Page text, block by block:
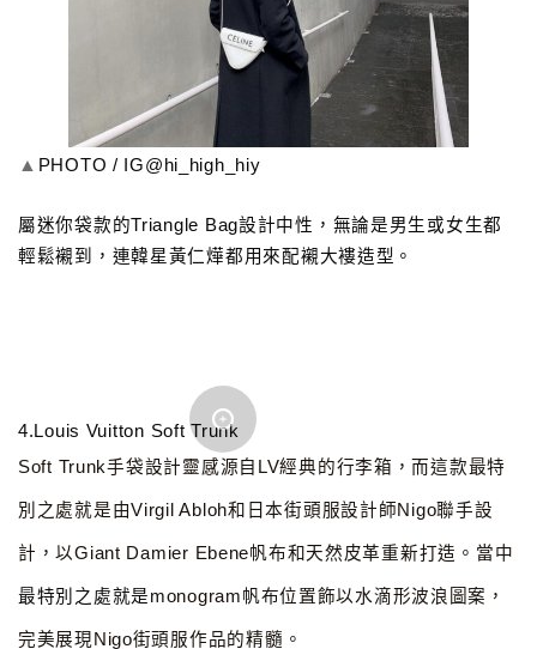
▲ PHOTO / IG@hi_high_hiy
屬迷你袋款的Triangle Bag設計中性，無論是男生或女生都
輕鬆襯到，連韓星黃仁燁都用來配襯大褸造型。
4.Louis Vuitton Soft Trunk
Soft Trunk手袋設計靈感源自LV經典的行李箱，而這款最特
別之處就是由Virgil Abloh和日本街頭服設計師Nigo聯手設
計，以Giant Damier Ebene帆布和天然皮革重新打造。當中
最特別之處就是monogram帆布位置飾以水滴形波浪圖案，
完美展現Nigo街頭服作品的精髓。